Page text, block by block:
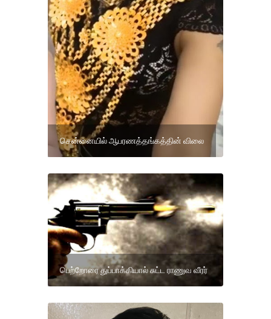
சென்னையில் ஆபரணத்தங்கத்தின் விலை
பெற்றோரை துப்பாக்கியால் சுட்ட ராணுவ வீரர்